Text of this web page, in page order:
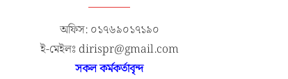
অফিস: ০১৭৬৯০১৭১৯০
ই-মেইলঃ dirispr@gmail.com
সকল কর্মকর্তাবৃন্দ